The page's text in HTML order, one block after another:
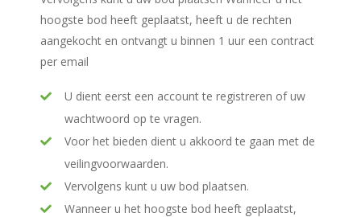
hoogste bod heeft geplaatst, heeft u de rechten
aangekocht en ontvangt u binnen 1 uur een contract
per email
U dient eerst een account te registreren of uw
wachtwoord op te vragen.
Voor het bieden dient u akkoord te gaan met de
veilingvoorwaarden.
Vervolgens kunt u uw bod plaatsen.
Wanneer u het hoogste bod heeft geplaatst,